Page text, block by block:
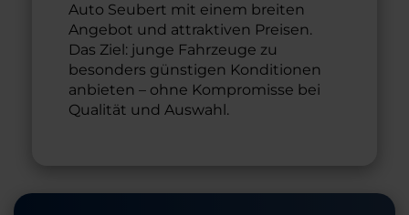
Auto Seubert mit einem breiten
Angebot und attraktiven Preisen.
Das Ziel: junge Fahrzeuge zu
besonders günstigen Konditionen
anbieten – ohne Kompromisse bei
Qualität und Auswahl.